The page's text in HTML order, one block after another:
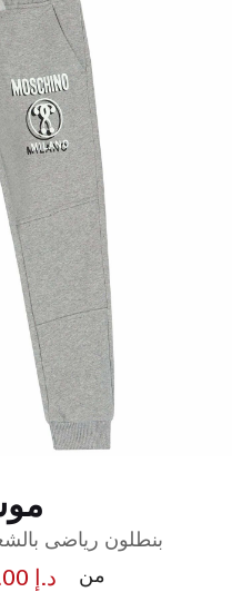
بنطلون رياضى
من
د.إ 375.00